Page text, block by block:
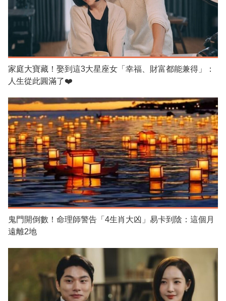
家庭大寶藏！娶到這3大星座女「幸福、財富都能兼得」：
人生從此圓滿了❤️
鬼門開倒數！命理師警告「4生肖大凶」易卡到陰：這個月
遠離2地